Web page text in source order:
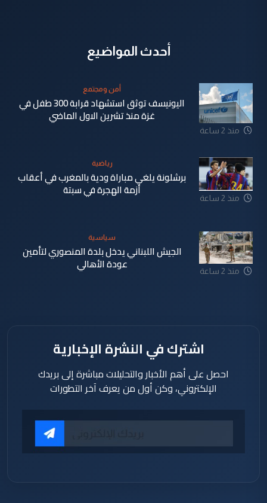
أحدث المواضيع
منذ 2 ساعة
أمن ومجتمع
اليونيسف توثق استشهاد قرابة 300 طفل في
غزة منذ تشرين الاول الماضي
منذ 2 ساعة
رياضية
برشلونة يلغي مباراة ودية بالمغرب في أعقاب
أزمة الهجرة في سبتة
منذ 2 ساعة
سياسية
الجيش اللبناني يدخل بلدة المنصوري لتأمين
عودة الأهالي
اشترك في النشرة الإخبارية
احصل على أهم الأخبار والتحليلات مباشرة إلى بريدك
الإلكتروني، وكن أول من يعرف آخر التطورات